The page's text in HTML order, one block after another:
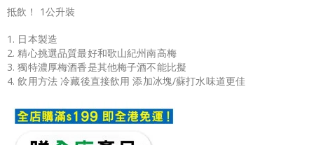
抵飲！ 1公升裝
1. 日本製造
2. 精心挑選品質最好和歌山紀州南高梅
3. 獨特濃厚梅酒香是其他梅子酒不能比擬
4. 飲用方法 冷藏後直接飲用 添加冰塊/蘇打水味道更佳